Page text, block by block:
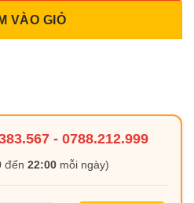
VÀO GIỎ
- 0788.212.999
đến 22:00 mỗi ngày)